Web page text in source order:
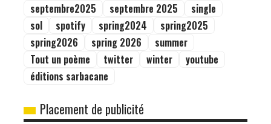
septembre2025
septembre 2025
single
sol
spotify spring2024
spring2025
spring2026
spring 2026
summer
Tout un poème
twitter winter
youtube
éditions sarbacane
Placement de publicité